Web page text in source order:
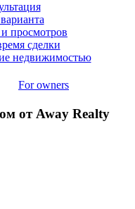
просмотров
сделки
недвижимостью
For owners
от Away Realty